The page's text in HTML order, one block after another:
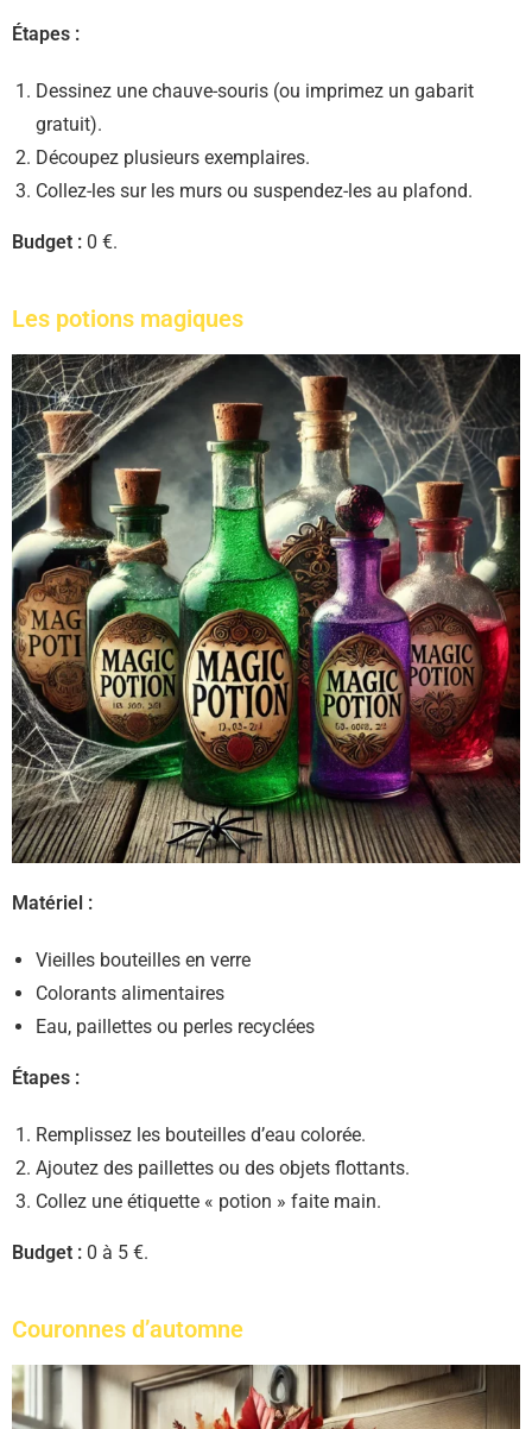
Étapes :
Dessinez une chauve-souris (ou imprimez un gabarit
gratuit).
Découpez plusieurs exemplaires.
Collez-les sur les murs ou suspendez-les au plafond.
Budget : 0 €.
Les potions magiques
Matériel :
Vieilles bouteilles en verre
Colorants alimentaires
Eau, paillettes ou perles recyclées
Étapes :
Remplissez les bouteilles d’eau colorée.
Ajoutez des paillettes ou des objets flottants.
Collez une étiquette « potion » faite main.
Budget : 0 à 5 €.
Couronnes d’automne